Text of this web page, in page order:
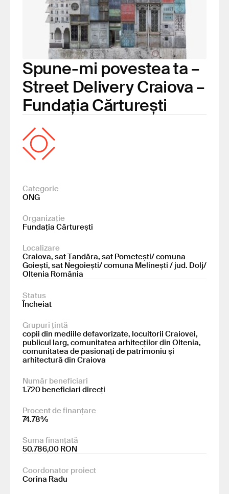
Spune-mi povestea ta –
Street Delivery Craiova –
Fundația Cărturești
Categorie
ONG
Organizație
Fundația Cărturești
Localizare
Craiova, sat Țandăra, sat Pometești/ comuna
Goiești, sat Negoiești/ comuna Melinești / jud. Dolj/
Oltenia România
Status
Încheiat
Grupuri țintă
copii din mediile defavorizate, locuitorii Craiovei,
publicul larg, comunitatea arhitecților din Oltenia,
comunitatea de pasionați de patrimoniu și
arhitectură din Craiova
Număr beneficiari
1.720 beneficiari direcți
Procent de finanțare
74.78%
Suma finanțată
50.786,00 RON
Coordonator proiect
Corina Radu